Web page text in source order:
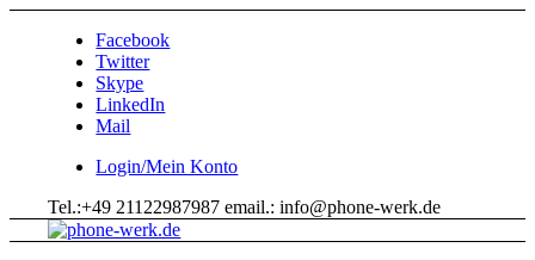
Facebook
Twitter
Skype
LinkedIn
Mail
Login/Mein Konto
Tel.:+49 21122987987 email.: info@phone-werk.de